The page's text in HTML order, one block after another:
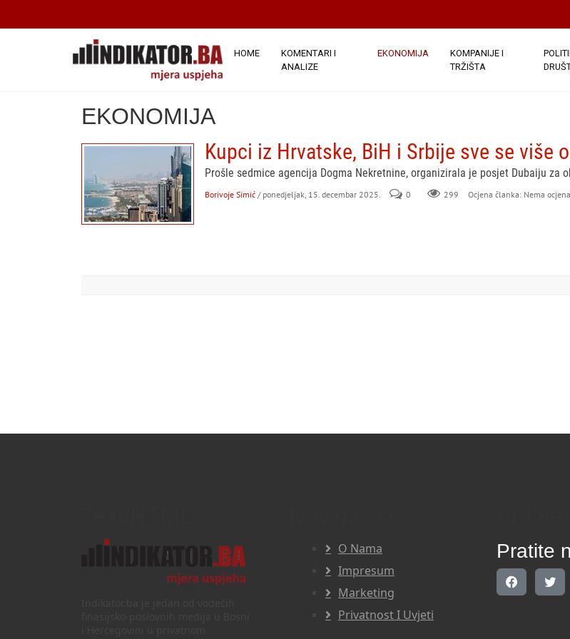
HOME
KOMENTARI I
ANALIZE
EKONOMIJA
KOMPANIJE I
TRŽIŠTA
EKONOMIJA
Kupci iz Hrvatske, BiH i Srbije sve se više
Prošle sedmice agencija Dogma Nekretnine, organizirala je posjet Dubaiju za
Borivoje Simić / ponedjeljak, 15. decembar 2025. 0 299 Ocjena članka: Nema ocjena
O Nama
Impresum
Marketing
Privatnost I Uvjeti
Pratite